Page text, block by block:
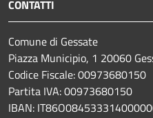
CONTATTI
Comune di Gessate
Piazza Municipio, 1 20060
Codice Fiscale: 00973680150
Partita IVA: 00973680150
IBAN: